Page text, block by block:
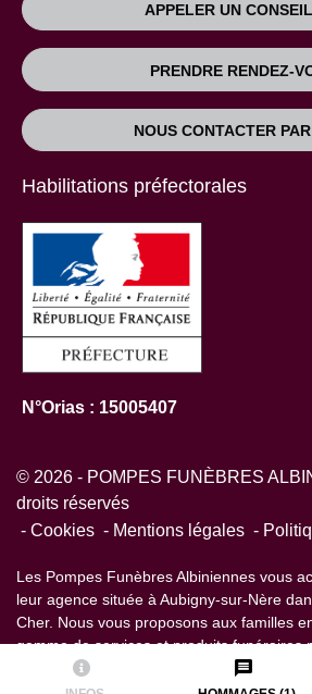
APPELER UN
PRENDRE RENDEZ-
NOUS CONTACTER
Habilitations préfectorales
N°Orias : 15005407
© 2026 - POMPES FUNÈBRES
droits réservés
Cookies
Mentions légales
Les Pompes Funèbres Albiniennes vous
leur agence située à Aubigny-sur-Nère
Cher. Nous vous proposons aux familles
gamme de services et produits funéraires
soutien personnalisé durant tout le